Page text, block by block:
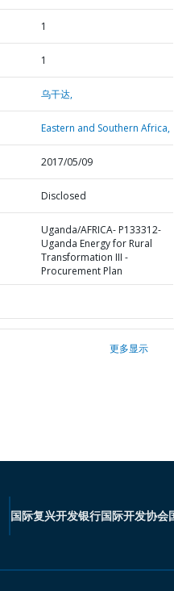
1
1
乌干达,
Eastern and Southern Africa,
2017/05/09
Disclosed
Uganda/AFRICA- P133312-
Uganda Energy for Rural
Transformation III -
Procurement Plan
更多显示
国际复兴开发银行国际开发协会